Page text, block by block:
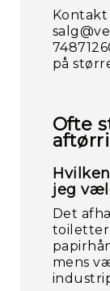
Kontakt
på
Ofte
jeg
Det
mens